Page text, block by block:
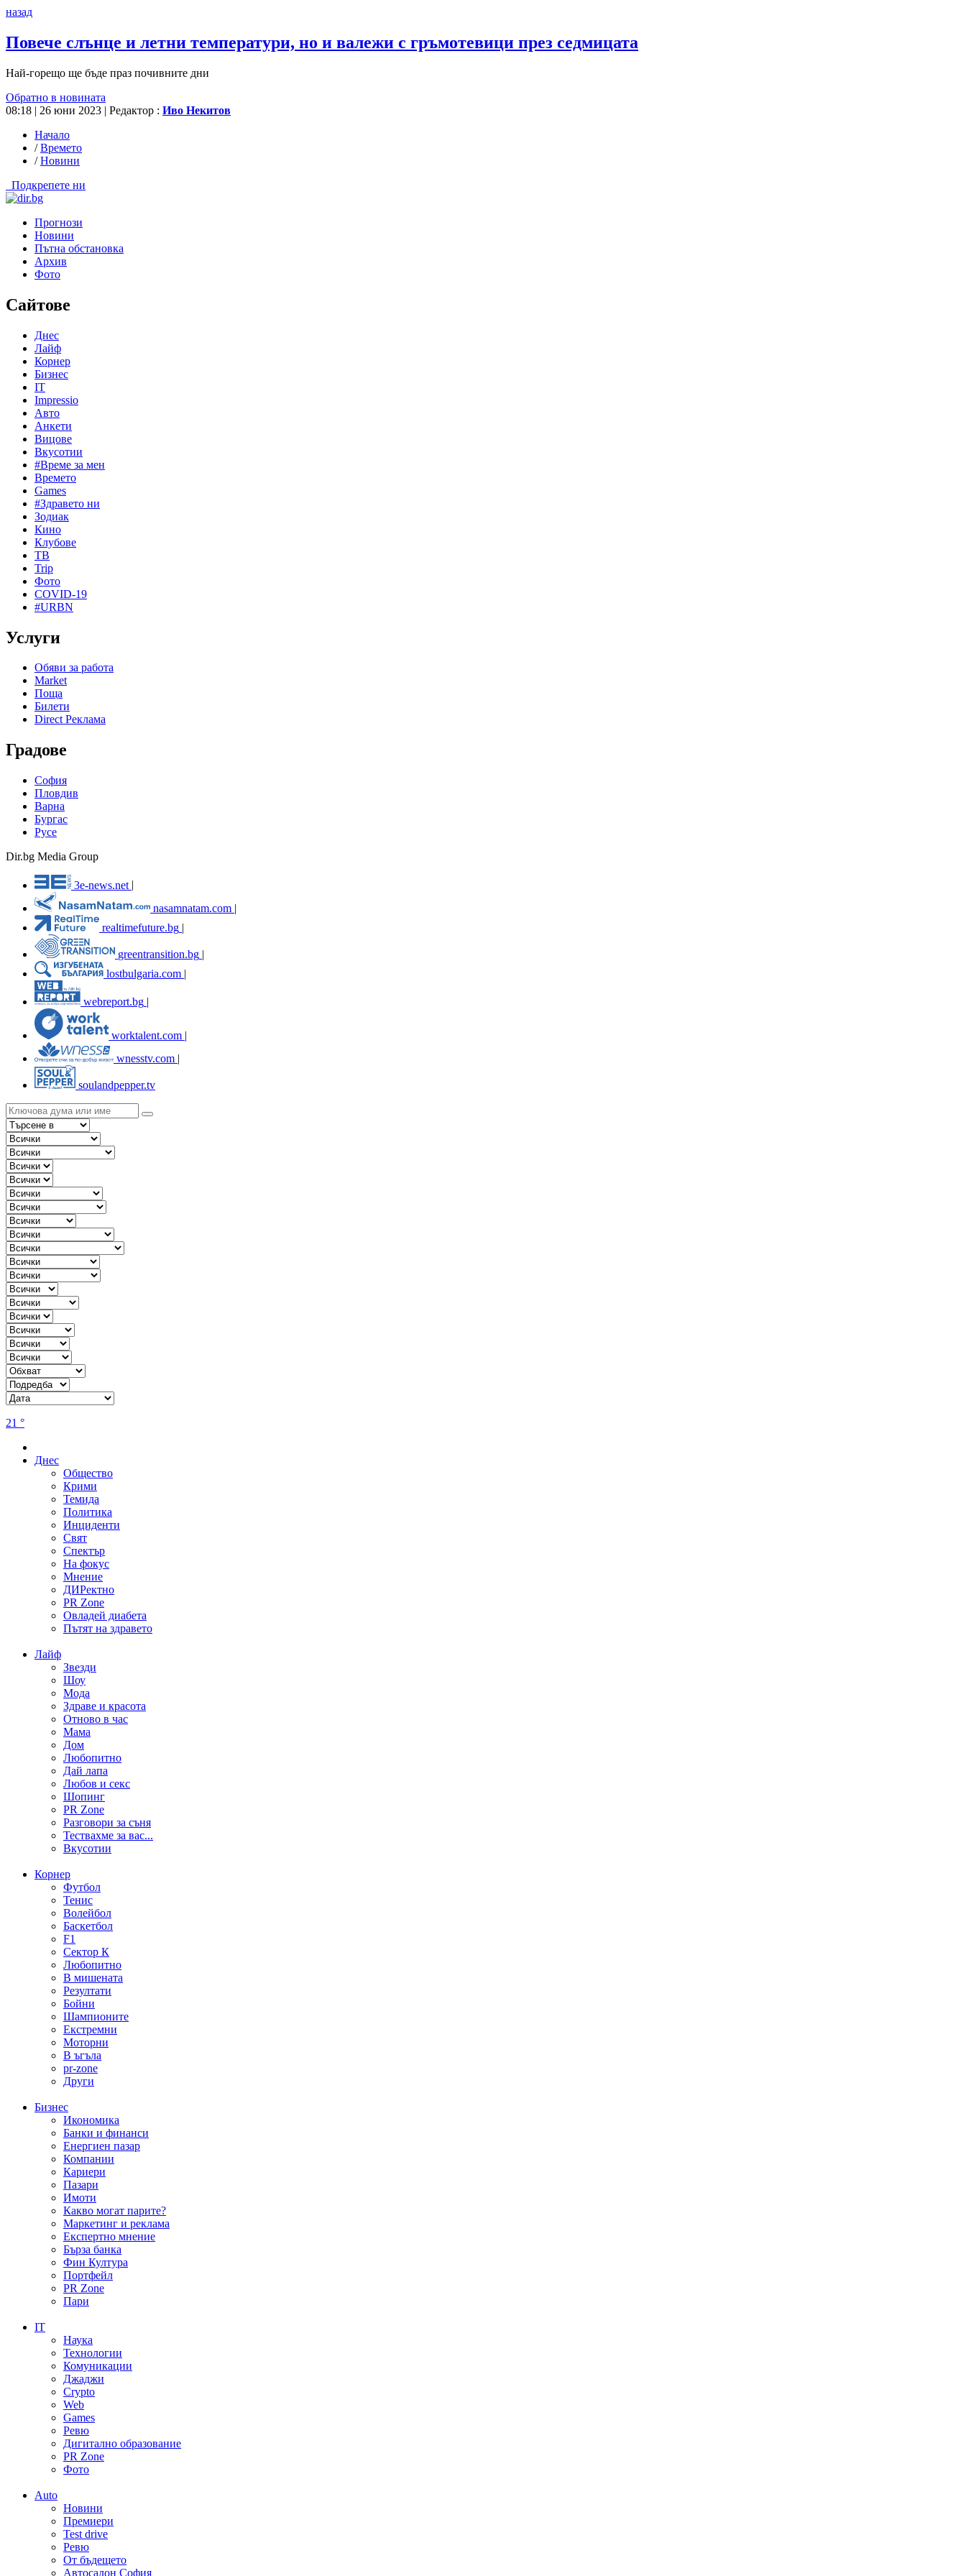
назад
Повече слънце и летни температури, но и валежи с гръмотевици през седмицата
Най-горещо ще бъде праз почивните дни
Обратно в новината
08:18 | 26 юни 2023 | Редактор : Иво Некитов
Начало
/Времето
/Новини
Подкрепете ни
Прогнози
Новини
Пътна обстановка
Архив
Фото
Сайтове
Днес
Лайф
Корнер
Бизнес
IT
Impressio
Авто
Анкети
Вицове
Вкусотии
#Време за мен
Времето
Games
#Здравето ни
Зодиак
Кино
Клубове
ТВ
Trip
Фото
COVID-19
#URBN
Услуги
Обяви за работа
Market
Поща
Билети
Direct Реклама
Градове
София
Пловдив
Варна
Бургас
Русе
Dir.bg Media Group
3e-news.net
nasamnatam.com |
realtimefuture.bg |
greentransition.bg |
lostbulgaria.com |
webreport.bg |
worktalent.com |
wnesstv.com |
soulandpepper.tv
21 °
Днес
Общество
Крими
Темида
Политика
Инциденти
Свят
Спектър
На фокус
Мнение
ДИРектно
PR Zone
Овладей диабета
Пътят на здравето
Лайф
Звезди
Шоу
Мода
Здраве и красота
Отново в час
Мама
Дом
Любопитно
Дай лапа
Любов и секс
Шопинг
PR Zone
Разговори за съня
Тествахме за вас...
Вкусотии
Корнер
Футбол
Тенис
Волейбол
Баскетбол
F1
Сектор К
Любопитно
В мишената
Резултати
Бойни
Шампионите
Екстремни
Моторни
В ъгъла
pr-zone
Други
Бизнес
Икономика
Банки и финанси
Енергиен пазар
Компании
Кариери
Пазари
Имоти
Какво могат парите?
Маркетинг и реклама
Експертно мнение
Бърза банка
Фин Култура
Портфейл
PR Zone
Пари
IT
Наука
Технологии
Комуникации
Джаджи
Crypto
Web
Games
Ревю
Дигитално образование
PR Zone
Фото
Auto
Новини
Премиери
Test drive
Ревю
От бъдещето
Автосалон София